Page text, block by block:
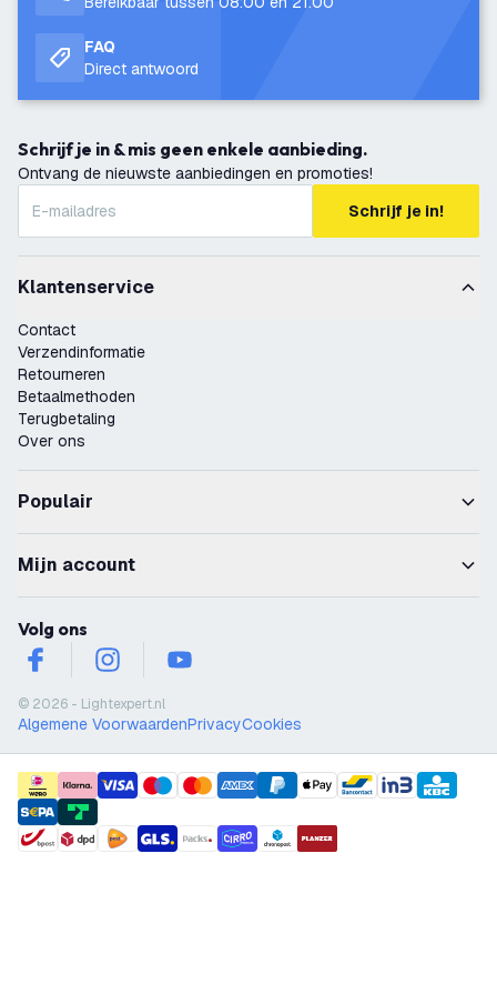
FAQ
Direct antwoord
Schrijf je in & mis geen enkele aanbieding.
Ontvang de nieuwste aanbiedingen en promoties!
Schrijf je in!
Klantenservice
Contact
Verzendinformatie
Retourneren
Betaalmethoden
Terugbetaling
Over ons
Populair
Mijn account
Volg ons
facebookinstagramyoutube
© 2026 - Lightexpert.nl
Algemene VoorwaardenPrivacyCookies
payment methods
shipment methods